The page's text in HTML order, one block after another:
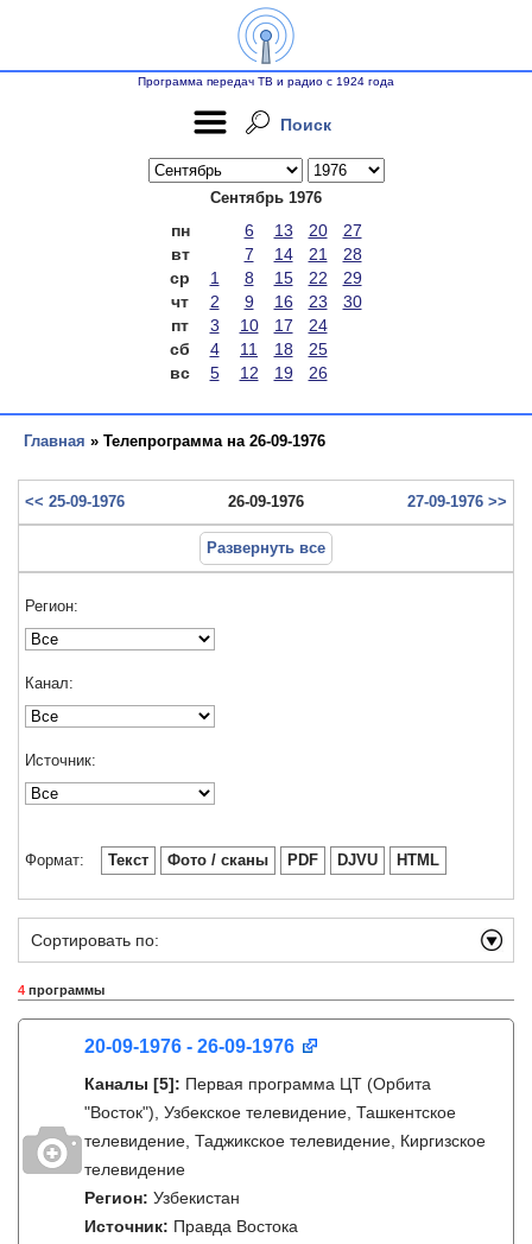
Программа передач ТВ и радио с 1924 года
Поиск
Сентябрь 1976
пн 6 13 20
27
вт
7 14 21
28
ср
1 8 15 22
29
чт
2 9 16 23
30
пт
3 10 17
24
сб
4 11 18
25
вс
5 12 19 26
Главная » Телепрограмма на 26-09-1976
<< 25-09-1976 26-09-1976 27-09-1976 >>
Развернуть все
Регион:
Канал:
Источник:
Формат: Текст Фото / сканы PDF DJVU HTML
Сортировать по:
4 программы
20-09-1976 - 26-09-1976
Каналы [5]: Первая программа ЦТ (Орбита
"Восток"), Узбекское телевидение, Ташкентское
телевидение, Таджикское телевидение, Киргизское
телевидение
Регион: Узбекистан
Источник: Правда Востока